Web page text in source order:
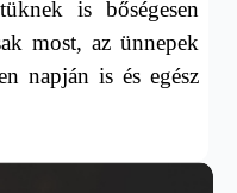
is bőségesen
most, az ünnepek
napján is és egész